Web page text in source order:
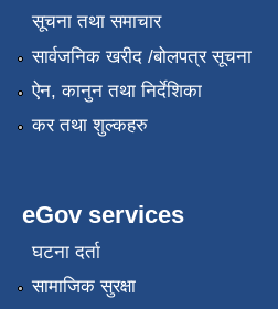
सूचना तथा समाचार
सार्वजनिक खरीद /बोलपत्र सूचना
ऐन, कानुन तथा निर्देशिका
कर तथा शुल्कहरु
eGov services
घटना दर्ता
सामाजिक सुरक्षा